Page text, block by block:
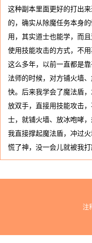
这种副本里面更好的打出
的，确实从除魔任务本身
⽤，其实道士也能学，而
使用技能攻击的方式，不
这么多年，以前一直都是
法师的时候，对方铺火墙
快。后来我学会了魔法盾
放双手，直接用技能攻击
士，就铺火墙、放冰咆哮
我直接撑起魔法盾，冲过
慌了神，没一会儿就被我
注